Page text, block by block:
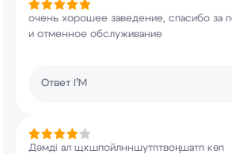
очень хорошее заведение, спасибо за
и отменное обслуживание
Ответ I’M
Дәмді ал щкшпойлнншутптвоңшатп көп